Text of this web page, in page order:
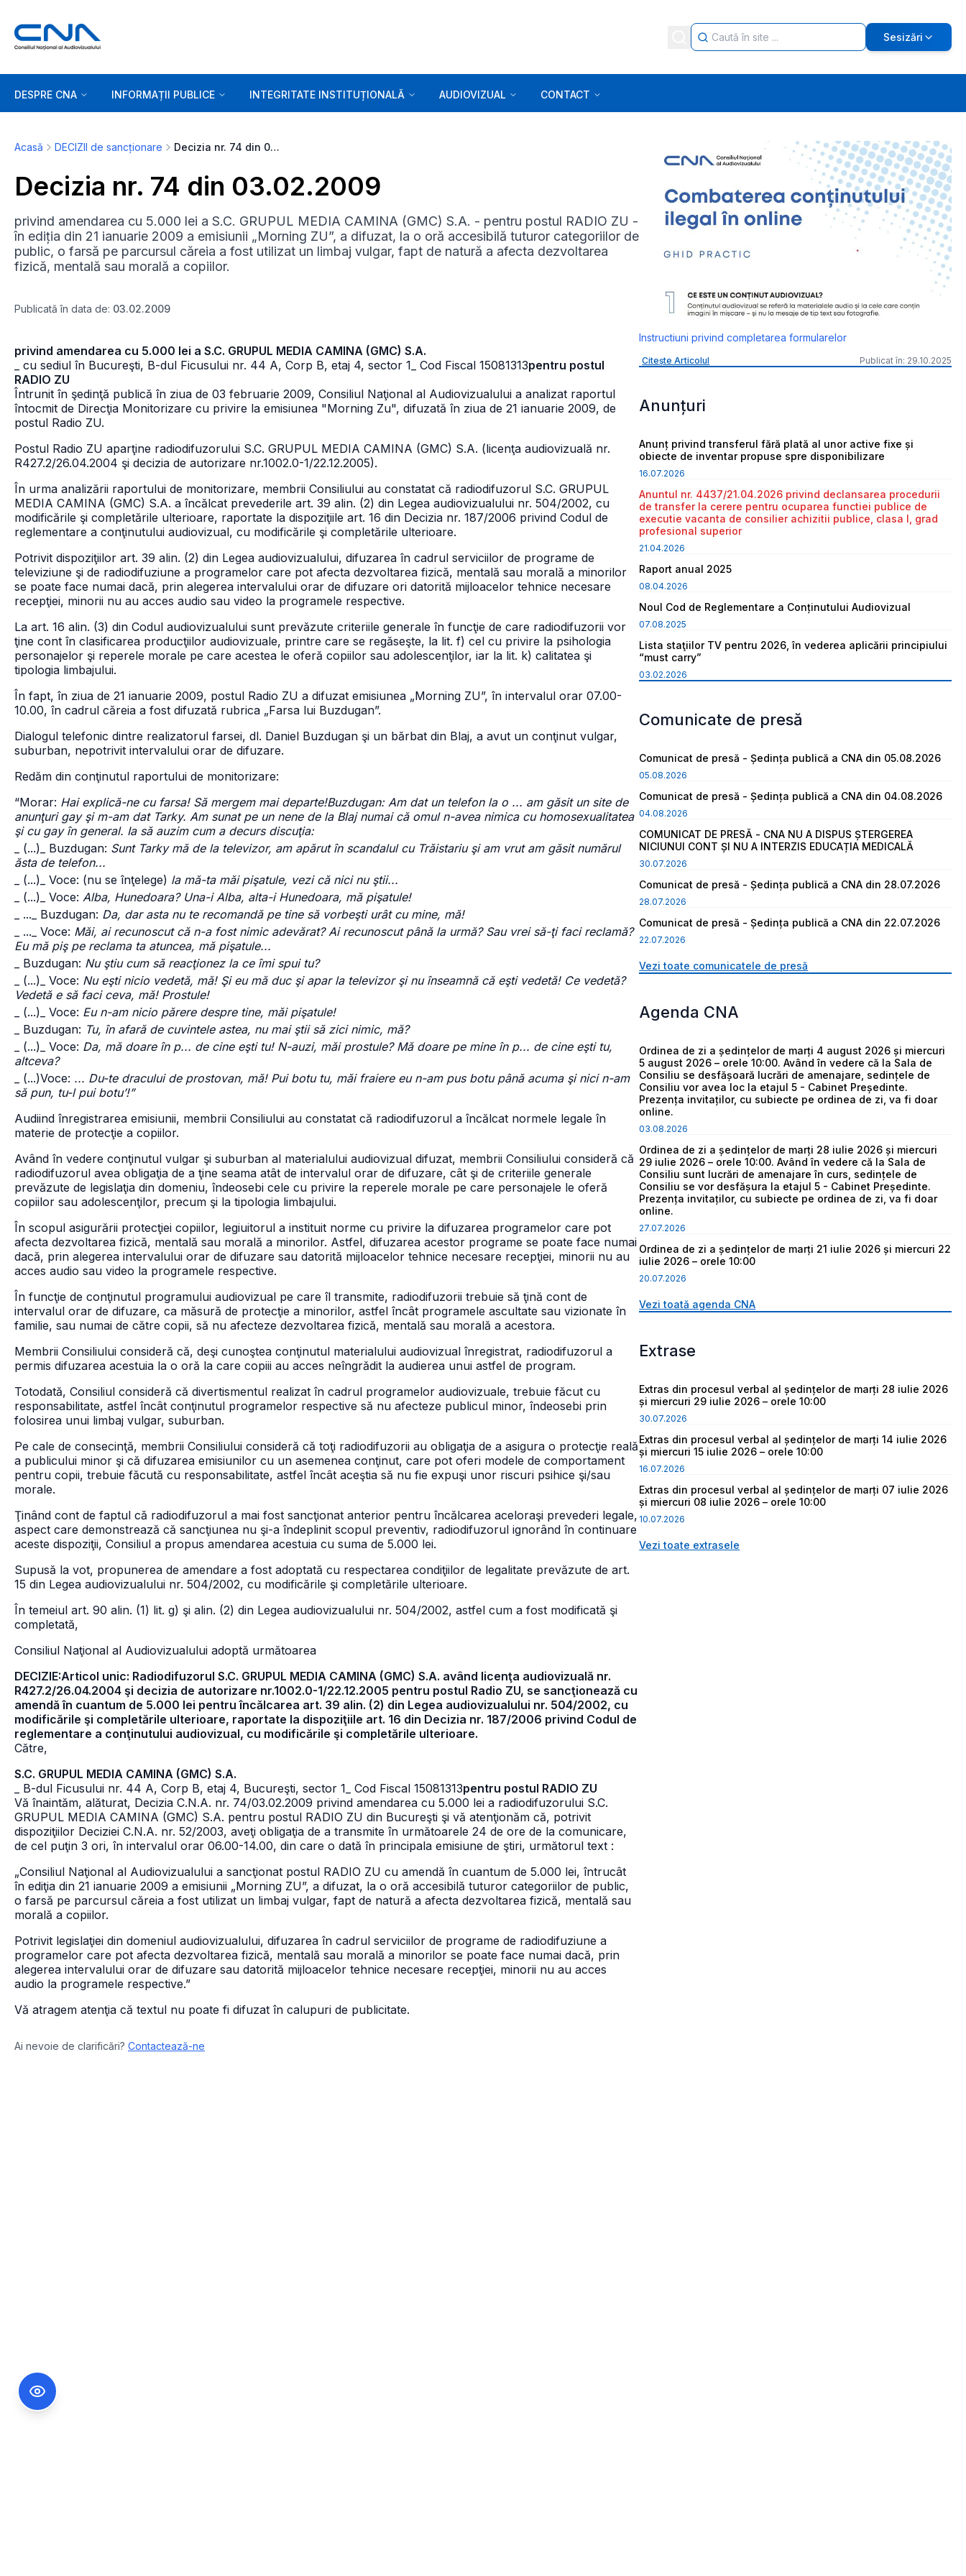
Sesizări
DESPRE CNA INFORMAȚII PUBLICE INTEGRITATE INSTITUȚIONALĂ AUDIOVIZUAL CONTACT
Acasă DECIZII de sancționare Decizia nr. 74 din 03.02.2009
Decizia nr. 74 din 03.02.2009
privind amendarea cu 5.000 lei a S.C. GRUPUL MEDIA CAMINA (GMC) S.A. - pentru postul RADIO ZU -
în ediția din 21 ianuarie 2009 a emisiunii „Morning ZU”, a difuzat, la o oră accesibilă tuturor categoriilor de
public, o farsă pe parcursul căreia a fost utilizat un limbaj vulgar, fapt de natură a afecta dezvoltarea
fizică, mentală sau morală a copiilor.
Publicată în data de: 03.02.2009
privind amendarea cu 5.000 lei a S.C. GRUPUL MEDIA CAMINA (GMC) S.A.
_ cu sediul în Bucureşti, B-dul Ficusului nr. 44 A, Corp B, etaj 4, sector 1 _ Cod Fiscal 15081313pentru postul
RADIO ZU
Întrunit în şedinţă publică în ziua de 03 februarie 2009, Consiliul Naţional al Audiovizualului a analizat raportul
întocmit de Direcţia Monitorizare cu privire la emisiunea "Morning Zu", difuzată în ziua de 21 ianuarie 2009, de
postul Radio ZU.
Postul Radio ZU aparţine radiodifuzorului S.C. GRUPUL MEDIA CAMINA (GMC) S.A. (licenţa audiovizuală nr.
R427.2/26.04.2004 şi decizia de autorizare nr.1002.0-1/22.12.2005).
În urma analizării raportului de monitorizare, membrii Consiliului au constatat că radiodifuzorul S.C. GRUPUL
MEDIA CAMINA (GMC) S.A. a încălcat prevederile art. 39 alin. (2) din Legea audiovizualului nr. 504/2002, cu
modificările şi completările ulterioare, raportate la dispoziţiile art. 16 din Decizia nr. 187/2006 privind Codul de
reglementare a conţinutului audiovizual, cu modificările şi completările ulterioare.
Potrivit dispoziţiilor art. 39 alin. (2) din Legea audiovizualului, difuzarea în cadrul serviciilor de programe de
televiziune şi de radiodifuziune a programelor care pot afecta dezvoltarea fizică, mentală sau morală a minorilor
se poate face numai dacă, prin alegerea intervalului orar de difuzare ori datorită mijloacelor tehnice necesare
recepţiei, minorii nu au acces audio sau video la programele respective.
La art. 16 alin. (3) din Codul audiovizualului sunt prevăzute criteriile generale în funcţie de care radiodifuzorii vor
ţine cont în clasificarea producţiilor audiovizuale, printre care se regăseşte, la lit. f) cel cu privire la psihologia
personajelor şi reperele morale pe care acestea le oferă copiilor sau adolescenţilor, iar la lit. k) calitatea şi
tipologia limbajului.
În fapt, în ziua de 21 ianuarie 2009, postul Radio ZU a difuzat emisiunea „Morning ZU”, în intervalul orar 07.00-
10.00, în cadrul căreia a fost difuzată rubrica „Farsa lui Buzdugan”.
Dialogul telefonic dintre realizatorul farsei, dl. Daniel Buzdugan şi un bărbat din Blaj, a avut un conţinut vulgar,
suburban, nepotrivit intervalului orar de difuzare.
Redăm din conţinutul raportului de monitorizare:
“Morar: Hai explică-ne cu farsa! Să mergem mai departe!Buzdugan: Am dat un telefon la o ... am găsit un site de
anunţuri gay şi m-am dat Tarky. Am sunat pe un nene de la Blaj numai că omul n-avea nimica cu homosexualitatea
şi cu gay în general. Ia să auzim cum a decurs discuţia:
_ (...) _ Buzdugan: Sunt Tarky mă de la televizor, am apărut în scandalul cu Trăistariu şi am vrut am găsit numărul
ăsta de telefon...
_ (...) _ Voce: (nu se înţelege) la mă-ta măi pişatule, vezi că nici nu ştii...
_ (...) _ Voce: Alba, Hunedoara? Una-i Alba, alta-i Hunedoara, mă pişatule!
_ ... _ Buzdugan: Da, dar asta nu te recomandă pe tine să vorbeşti urât cu mine, mă!
_ ... _ Voce: Măi, ai recunoscut că n-a fost nimic adevărat? Ai recunoscut până la urmă? Sau vrei să-ţi faci reclamă?
Eu mă piş pe reclama ta atuncea, mă pişatule...
_ Buzdugan: Nu ştiu cum să reacţionez la ce îmi spui tu?
_ (...) _ Voce: Nu eşti nicio vedetă, mă! Şi eu mă duc şi apar la televizor şi nu înseamnă că eşti vedetă! Ce vedetă?
Vedetă e să faci ceva, mă! Prostule!
_ (...) _ Voce: Eu n-am nicio părere despre tine, măi pişatule!
_ Buzdugan: Tu, în afară de cuvintele astea, nu mai ştii să zici nimic, mă?
_ (...) _ Voce: Da, mă doare în p... de cine eşti tu! N-auzi, măi prostule? Mă doare pe mine în p... de cine eşti tu,
altceva?
_ (...)Voce: ... Du-te dracului de prostovan, mă! Pui botu tu, măi fraiere eu n-am pus botu până acuma şi nici n-am
să pun, tu-l pui botu’!”
Audiind înregistrarea emisiunii, membrii Consiliului au constatat că radiodifuzorul a încălcat normele legale în
materie de protecţie a copiilor.
Având în vedere conţinutul vulgar şi suburban al materialului audiovizual difuzat, membrii Consiliului consideră că
radiodifuzorul avea obligaţia de a ţine seama atât de intervalul orar de difuzare, cât şi de criteriile generale
prevăzute de legislaţia din domeniu, îndeosebi cele cu privire la reperele morale pe care personajele le oferă
copiilor sau adolescenţilor, precum şi la tipologia limbajului.
În scopul asigurării protecţiei copiilor, legiuitorul a instituit norme cu privire la difuzarea programelor care pot
afecta dezvoltarea fizică, mentală sau morală a minorilor. Astfel, difuzarea acestor programe se poate face numai
dacă, prin alegerea intervalului orar de difuzare sau datorită mijloacelor tehnice necesare recepţiei, minorii nu au
acces audio sau video la programele respective.
În funcţie de conţinutul programului audiovizual pe care îl transmite, radiodifuzorii trebuie să ţină cont de
intervalul orar de difuzare, ca măsură de protecţie a minorilor, astfel încât programele ascultate sau vizionate în
familie, sau numai de către copii, să nu afecteze dezvoltarea fizică, mentală sau morală a acestora.
Membrii Consiliului consideră că, deşi cunoştea conţinutul materialului audiovizual înregistrat, radiodifuzorul a
permis difuzarea acestuia la o oră la care copiii au acces neîngrădit la audierea unui astfel de program.
Totodată, Consiliul consideră că divertismentul realizat în cadrul programelor audiovizuale, trebuie făcut cu
responsabilitate, astfel încât conţinutul programelor respective să nu afecteze publicul minor, îndeosebi prin
folosirea unui limbaj vulgar, suburban.
Pe cale de consecinţă, membrii Consiliului consideră că toţi radiodifuzorii au obligaţia de a asigura o protecţie reală
a publicului minor şi că difuzarea emisiunilor cu un asemenea conţinut, care pot oferi modele de comportament
pentru copii, trebuie făcută cu responsabilitate, astfel încât aceştia să nu fie expuşi unor riscuri psihice şi/sau
morale.
Ţinând cont de faptul că radiodifuzorul a mai fost sancţionat anterior pentru încălcarea aceloraşi prevederi legale,
aspect care demonstrează că sancţiunea nu şi-a îndeplinit scopul preventiv, radiodifuzorul ignorând în continuare
aceste dispoziţii, Consiliul a propus amendarea acestuia cu suma de 5.000 lei.
Supusă la vot, propunerea de amendare a fost adoptată cu respectarea condiţiilor de legalitate prevăzute de art.
15 din Legea audiovizualului nr. 504/2002, cu modificările şi completările ulterioare.
În temeiul art. 90 alin. (1) lit. g) şi alin. (2) din Legea audiovizualului nr. 504/2002, astfel cum a fost modificată şi
completată,
Consiliul Naţional al Audiovizualului adoptă următoarea
DECIZIE:Articol unic: Radiodifuzorul S.C. GRUPUL MEDIA CAMINA (GMC) S.A. având licenţa audiovizuală nr.
R427.2/26.04.2004 şi decizia de autorizare nr.1002.0-1/22.12.2005 pentru postul Radio ZU, se sancţionează cu
amendă în cuantum de 5.000 lei pentru încălcarea art. 39 alin. (2) din Legea audiovizualului nr. 504/2002, cu
modificările şi completările ulterioare, raportate la dispoziţiile art. 16 din Decizia nr. 187/2006 privind Codul de
reglementare a conţinutului audiovizual, cu modificările şi completările ulterioare.
Către,
S.C. GRUPUL MEDIA CAMINA (GMC) S.A.
_ B-dul Ficusului nr. 44 A, Corp B, etaj 4, Bucureşti, sector 1 _ Cod Fiscal 15081313pentru postul RADIO ZU
Vă înaintăm, alăturat, Decizia C.N.A. nr. 74/03.02.2009 privind amendarea cu 5.000 lei a radiodifuzorului S.C.
GRUPUL MEDIA CAMINA (GMC) S.A. pentru postul RADIO ZU din Bucureşti şi vă atenţionăm că, potrivit
dispoziţiilor Deciziei C.N.A. nr. 52/2003, aveţi obligaţia de a transmite în următoarele 24 de ore de la comunicare,
de cel puţin 3 ori, în intervalul orar 06.00-14.00, din care o dată în principala emisiune de ştiri, următorul text :
„Consiliul Naţional al Audiovizualului a sancţionat postul RADIO ZU cu amendă în cuantum de 5.000 lei, întrucât
în ediţia din 21 ianuarie 2009 a emisiunii „Morning ZU”, a difuzat, la o oră accesibilă tuturor categoriilor de public,
o farsă pe parcursul căreia a fost utilizat un limbaj vulgar, fapt de natură a afecta dezvoltarea fizică, mentală sau
morală a copiilor.
Potrivit legislaţiei din domeniul audiovizualului, difuzarea în cadrul serviciilor de programe de radiodifuziune a
programelor care pot afecta dezvoltarea fizică, mentală sau morală a minorilor se poate face numai dacă, prin
alegerea intervalului orar de difuzare sau datorită mijloacelor tehnice necesare recepţiei, minorii nu au acces
audio la programele respective.”
Vă atragem atenţia că textul nu poate fi difuzat în calupuri de publicitate.
Ai nevoie de clarificări? Contactează-ne
Instructiuni privind completarea formularelor
Citește Articolul Publicat în: 29.10.2025
Anunțuri
Anunț privind transferul fără plată al unor active fixe și
obiecte de inventar propuse spre disponibilizare
16.07.2026
Anuntul nr. 4437/21.04.2026 privind declansarea procedurii
de transfer la cerere pentru ocuparea functiei publice de
executie vacanta de consilier achizitii publice, clasa I, grad
profesional superior
21.04.2026
Raport anual 2025
08.04.2026
Noul Cod de Reglementare a Conținutului Audiovizual
07.08.2025
Lista staţiilor TV pentru 2026, în vederea aplicării principiului
“must carry”
03.02.2026
Comunicate de presă
Comunicat de presă - Ședința publică a CNA din 05.08.2026
05.08.2026
Comunicat de presă - Ședința publică a CNA din 04.08.2026
04.08.2026
COMUNICAT DE PRESĂ - CNA NU A DISPUS ȘTERGEREA
NICIUNUI CONT ȘI NU A INTERZIS EDUCAȚIA MEDICALĂ
30.07.2026
Comunicat de presă - Ședința publică a CNA din 28.07.2026
28.07.2026
Comunicat de presă - Ședința publică a CNA din 22.07.2026
22.07.2026
Vezi toate comunicatele de presă
Agenda CNA
Ordinea de zi a ședințelor de marți 4 august 2026 și miercuri
5 august 2026 – orele 10:00. Având în vedere că la Sala de
Consiliu se desfășoară lucrări de amenajare, sedințele de
Consiliu vor avea loc la etajul 5 - Cabinet Președinte.
Prezența invitaților, cu subiecte pe ordinea de zi, va fi doar
online.
03.08.2026
Ordinea de zi a ședințelor de marți 28 iulie 2026 și miercuri
29 iulie 2026 – orele 10:00. Având în vedere că la Sala de
Consiliu sunt lucrări de amenajare în curs, sedințele de
Consiliu se vor desfășura la etajul 5 - Cabinet Președinte.
Prezența invitaților, cu subiecte pe ordinea de zi, va fi doar
online.
27.07.2026
Ordinea de zi a ședințelor de marți 21 iulie 2026 și miercuri 22
iulie 2026 – orele 10:00
20.07.2026
Vezi toată agenda CNA
Extrase
Extras din procesul verbal al ședințelor de marți 28 iulie 2026
și miercuri 29 iulie 2026 – orele 10:00
30.07.2026
Extras din procesul verbal al ședințelor de marți 14 iulie 2026
și miercuri 15 iulie 2026 – orele 10:00
16.07.2026
Extras din procesul verbal al ședințelor de marți 07 iulie 2026
și miercuri 08 iulie 2026 – orele 10:00
10.07.2026
Vezi toate extrasele